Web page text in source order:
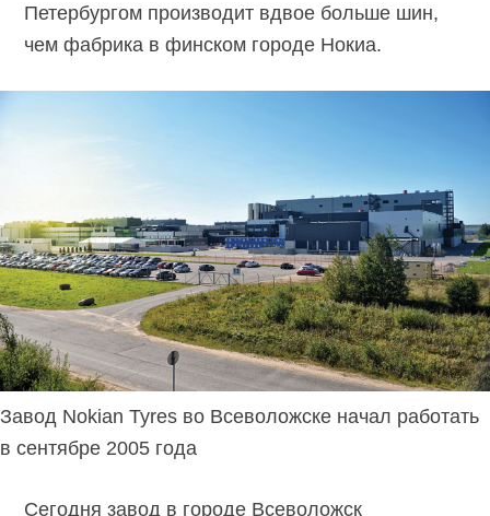
Петербургом производит вдвое больше шин,
чем фабрика в финском городе Нокиа.
Завод Nokian Tyres во Всеволожске начал работать
в сентябре 2005 года
Сегодня завод в городе Всеволожск